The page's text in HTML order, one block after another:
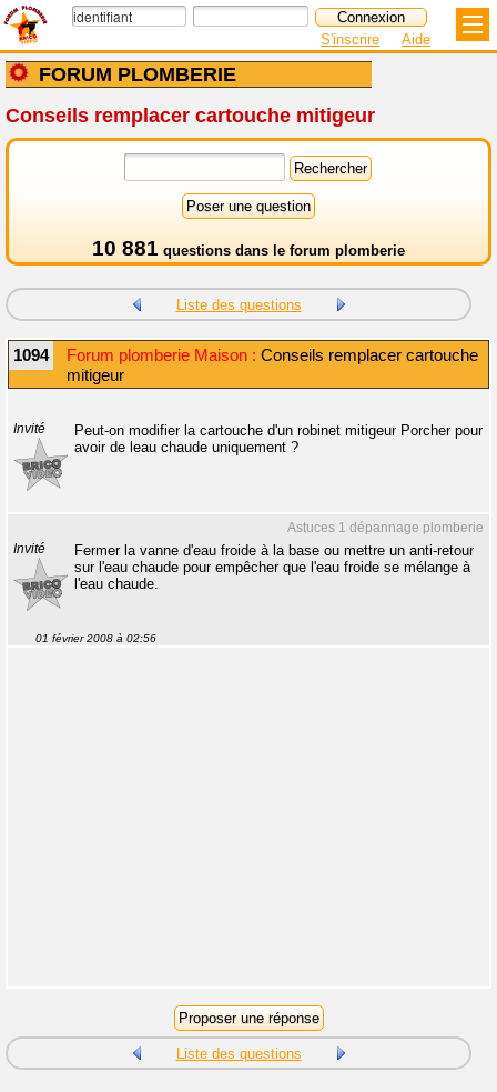
FORUM PLOMBERIE
S'inscrire Aide
Conseils remplacer cartouche mitigeur
10 881 questions dans le forum plomberie
Liste des questions
1094 Forum plomberie Maison : Conseils remplacer cartouche
mitigeur
Invité
Peut-on modifier la cartouche d'un robinet mitigeur Porcher pour
avoir de leau chaude uniquement ?
Astuces 1 dépannage plomberie
Invité
Fermer la vanne d'eau froide à la base ou mettre un anti-retour
sur l'eau chaude pour empêcher que l'eau froide se mélange à
l'eau chaude.
01 février 2008 à 02:56
Liste des questions